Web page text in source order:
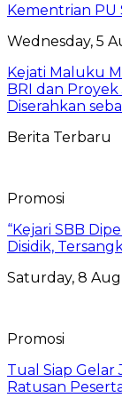
Kementrian
Wednesday, 5
Kejati Maluku
BRI dan Proyek
Diserahkan
Berita Terbaru
Promosi
“Kejari SBB
Disidik,
Saturday, 8
Promosi
Tual Siap Gelar
Ratusan